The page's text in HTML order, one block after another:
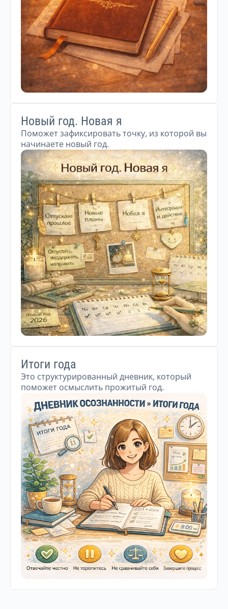
Новый год. Новая я
Поможет зафиксировать точку, из которой вы
начинаете новый год.
Итоги года
Это структурированный дневник, который
поможет осмыслить прожитый год.